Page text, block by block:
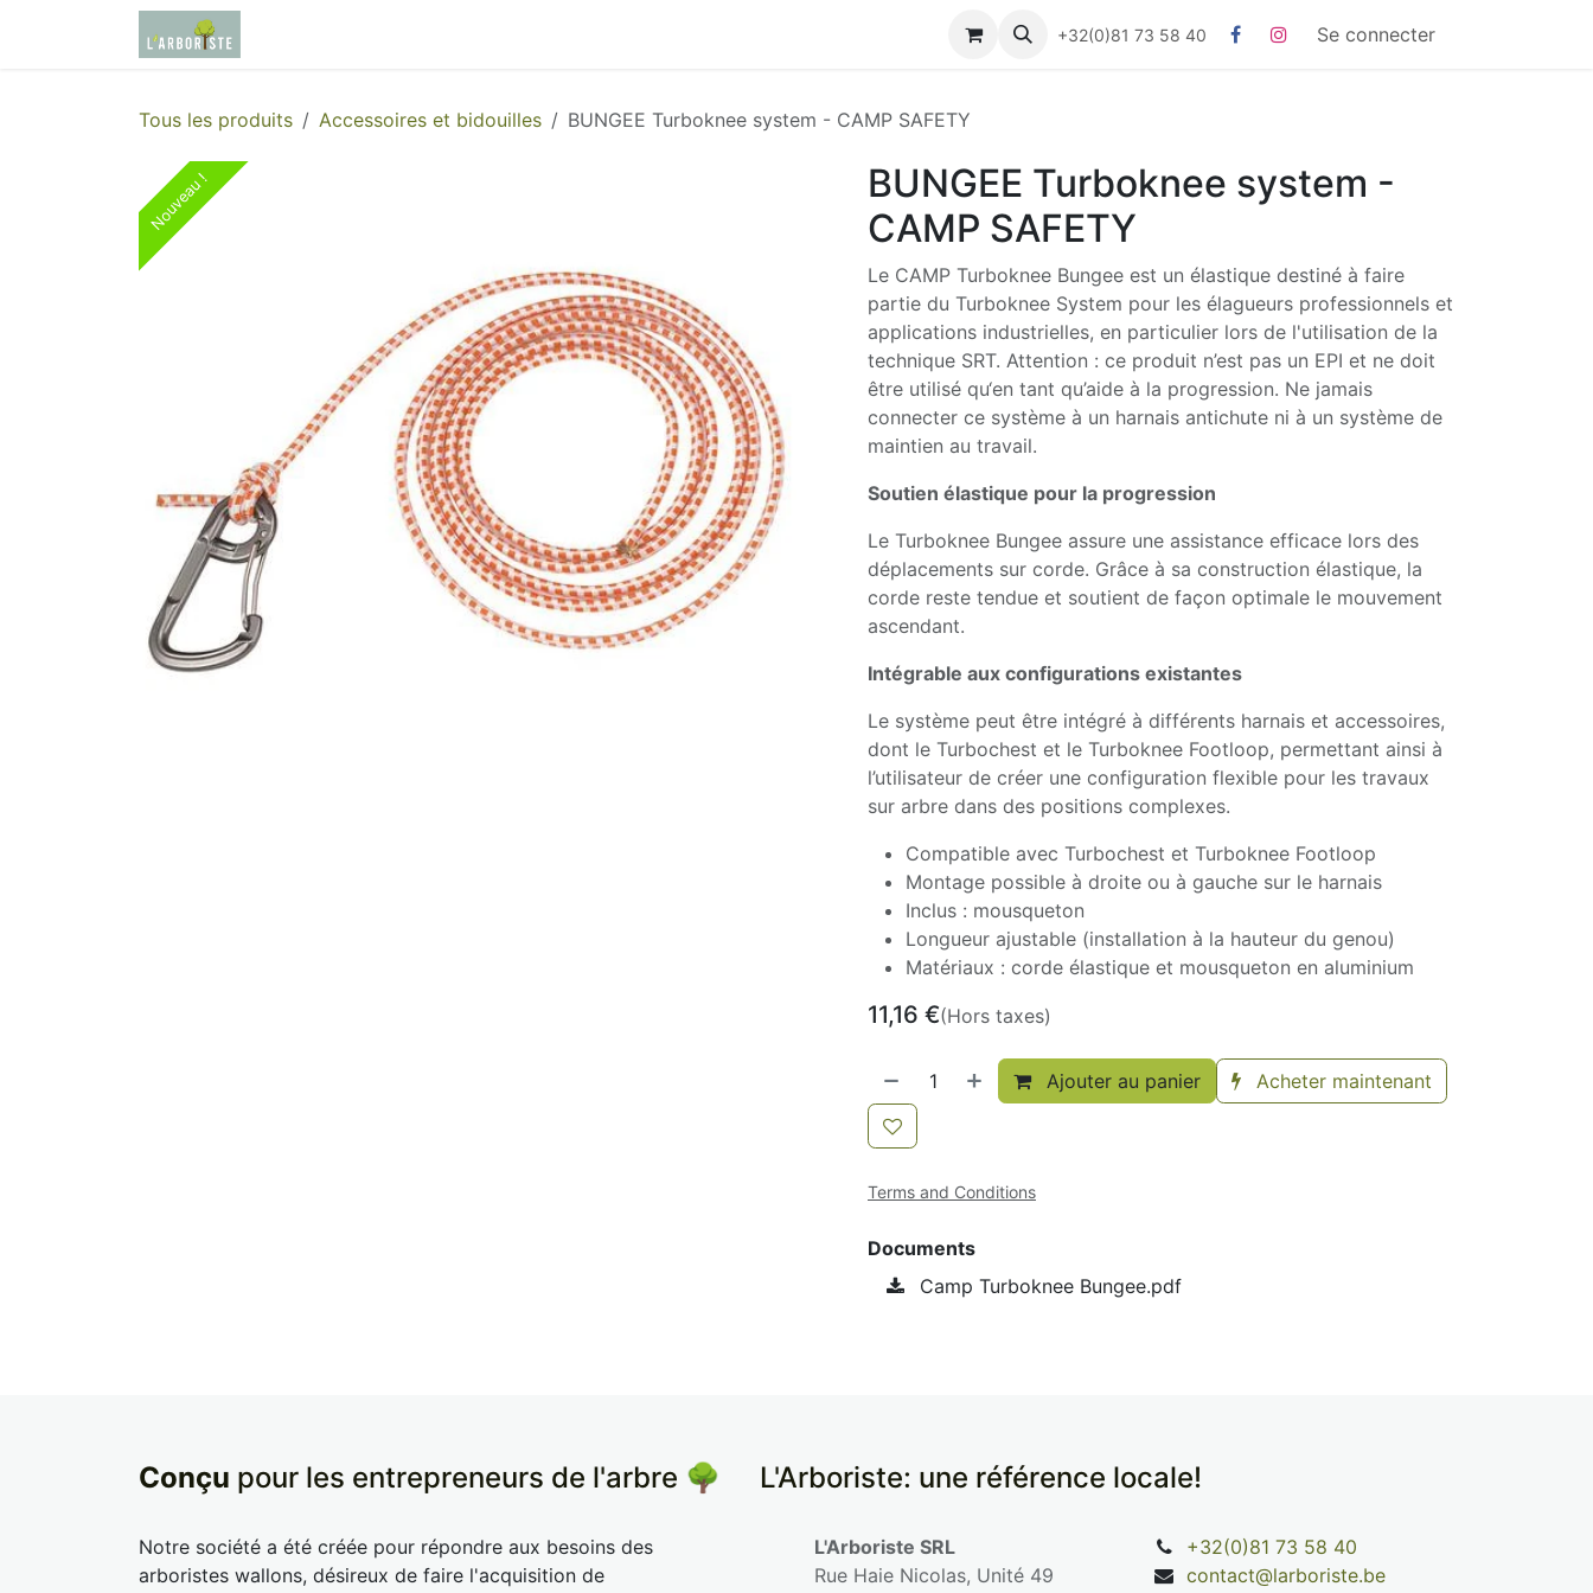
Se rendre au contenu
Contactez-nous +32(0)81 73 58 40 Se connecter
Tous les produits Accessoires et bidouilles BUNGEE Turboknee system - CAMP SAFETY
Nouveau !
BUNGEE Turboknee system -
CAMP SAFETY
Le CAMP Turboknee Bungee est un élastique destiné à faire
partie du Turboknee System pour les élagueurs professionnels et
applications industrielles, en particulier lors de l'utilisation de la
technique SRT. Attention : ce produit n’est pas un EPI et ne doit
être utilisé qu‘en tant qu’aide à la progression. Ne jamais
connecter ce système à un harnais antichute ni à un système de
maintien au travail.
Soutien élastique pour la progression
Le Turboknee Bungee assure une assistance efficace lors des
déplacements sur corde. Grâce à sa construction élastique, la
corde reste tendue et soutient de façon optimale le mouvement
ascendant.
Intégrable aux configurations existantes
Le système peut être intégré à différents harnais et accessoires,
dont le Turbochest et le Turboknee Footloop, permettant ainsi à
l’utilisateur de créer une configuration flexible pour les travaux
sur arbre dans des positions complexes.
Compatible avec Turbochest et Turboknee Footloop
Montage possible à droite ou à gauche sur le harnais
Inclus : mousqueton
Longueur ajustable (installation à la hauteur du genou)
Matériaux : corde élastique et mousqueton en aluminium
11,16 €(Hors taxes)
Ajouter au panier Acheter maintenant
Terms and Conditions
Documents
Camp Turboknee Bungee.pdf
Conçu pour les entrepreneurs de l'arbre 🌳 ​L'Arboriste: une référence locale!
Notre société a été créée pour répondre aux besoins des
arboristes wallons, désireux de faire l'acquisition de
L'Arboriste SRL
Rue Haie Nicolas, Unité 49
+32(0)81 73 58 40
contact@larboriste.be